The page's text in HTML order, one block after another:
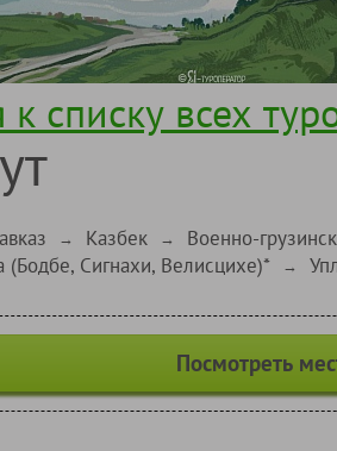
к списку всех
→ Казбек → Военно-
(Бодбе, Сигнахи, Велисцихе)* →
Посмотреть